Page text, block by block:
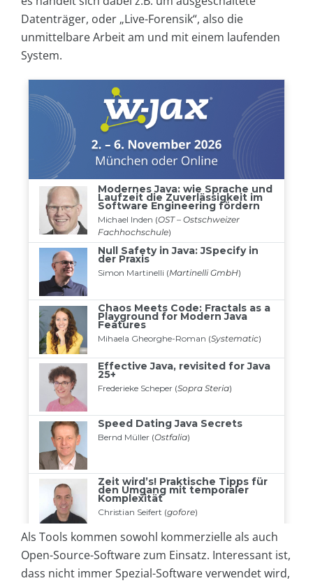
Datenträger, oder „Live-Forensik“, also die
unmittelbare Arbeit am und mit einem laufenden
System.
Als Tools kommen sowohl kommerzielle als auch
Open-Source-Software zum Einsatz. Interessant ist,
dass nicht immer Spezial-Software verwendet wird,